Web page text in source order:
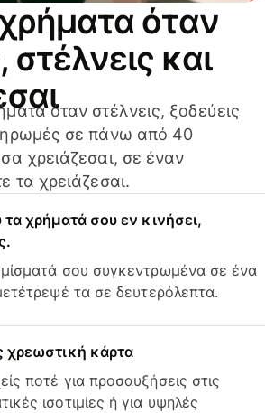
όταν
στέλνεις και
όταν στέλνεις, ξοδεύεις
σε πάνω από 40
χρειάζεσαι, σε έναν
τα χρειάζεσαι.
τα χρήματά σου εν κινήσει,
σου συγκεντρωμένα σε ένα
τα σε δευτερόλεπτα.
χρεωστική κάρτα
ποτέ για προσαυξήσεις στις
ισοτιμίες ή για υψηλές